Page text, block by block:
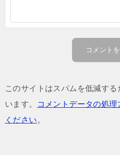
このサイトはスパムを低減す
います。
コメントデータの処
ください 。